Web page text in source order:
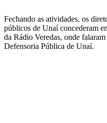
Fechando as atividades, os
públicos de Unaí concederam
da Rádio Veredas, onde
Defensoria Pública de Unaí.